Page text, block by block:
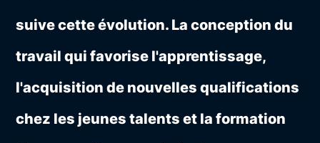
suive cette évolution. La conception du
travail qui favorise l'apprentissage,
l'acquisition de nouvelles qualifications
chez les jeunes talents et la formation